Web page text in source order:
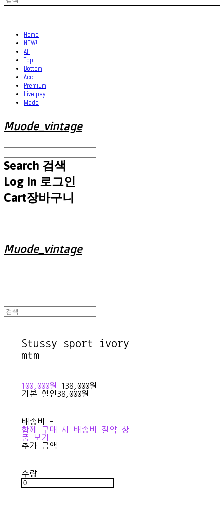
Home
NEW!
All
Top
Bottom
Acc
Premium
Live pay
Made
Muode_vintage
Search 검색
Log In 로그인
Cart장바구니
Muode_vintage
Stussy sport ivory
mtm
100,000원 138,000원
기본 할인38,000원
배송비 -
함께 구매 시 배송비 절약 상
품 보기
추가 금액
수량